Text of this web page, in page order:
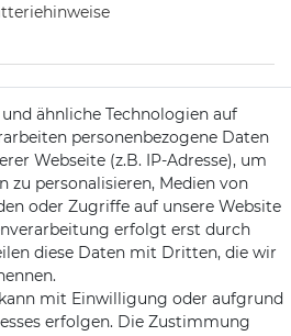
09721 / 9453362
4
Schweinfurt
ähnliche Technologien auf
personenbezogene Daten
Webseite (z.B. IP-Adresse), um
zu personalisieren, Medien von
oder Zugriffe auf unsere Website
erfolgt erst durch
diese Daten mit Dritten, die wir
mit Einwilligung oder aufgrund
erfolgen. Die Zustimmung